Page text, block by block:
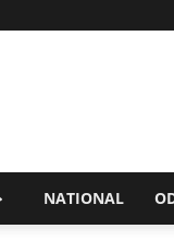
NATIONAL